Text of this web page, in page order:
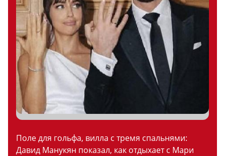
Поле для гольфа, вилла с тремя спальнями:
Давид Манукян показал, как отдыхает с Мари